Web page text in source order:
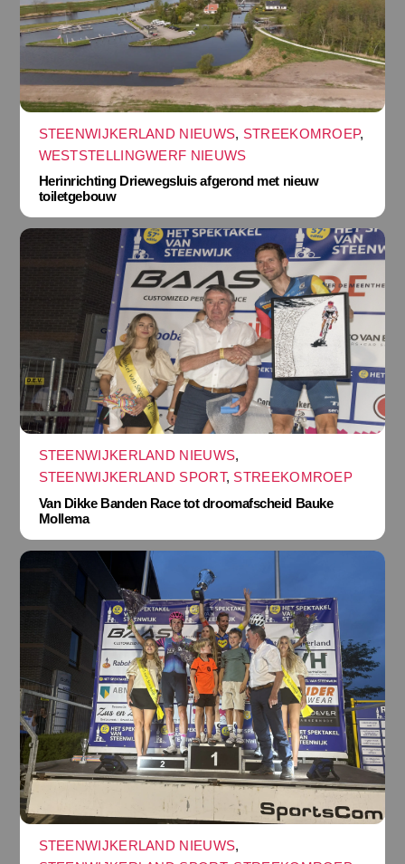
STEENWIJKERLAND NIEUWS, STREEKOMROEP,
WESTSTELLINGWERF NIEUWS
Herinrichting Driewegsluis afgerond met nieuw
toiletgebouw
STEENWIJKERLAND NIEUWS,
STEENWIJKERLAND SPORT, STREEKOMROEP
Van Dikke Banden Race tot droomafscheid Bauke
Mollema
STEENWIJKERLAND NIEUWS,